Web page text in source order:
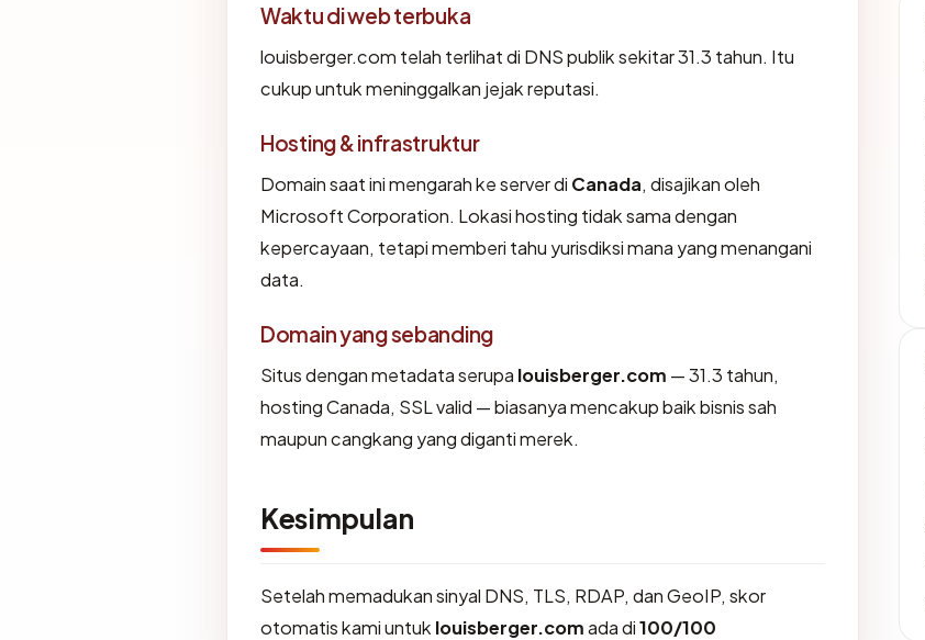
Waktu di web terbuka
louisberger.com telah terlihat di DNS publik sekitar 31.3 tahun. Itu
cukup untuk meninggalkan jejak reputasi.
Hosting & infrastruktur
Domain saat ini mengarah ke server di Canada, disajikan oleh
Microsoft Corporation. Lokasi hosting tidak sama dengan
kepercayaan, tetapi memberi tahu yurisdiksi mana yang menangani
data.
Domain yang sebanding
Situs dengan metadata serupa louisberger.com — 31.3 tahun,
hosting Canada, SSL valid — biasanya mencakup baik bisnis sah
maupun cangkang yang diganti merek.
Kesimpulan
Setelah memadukan sinyal DNS, TLS, RDAP, dan GeoIP, skor
otomatis kami untuk louisberger.comada di100/100